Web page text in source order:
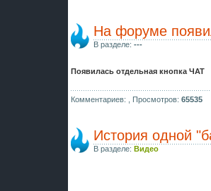
На форуме
В разделе: ---
Появилась отдельная кнопка ЧАТ
Комментариев: , Просмотров: 65535
История одной
В разделе: Видео